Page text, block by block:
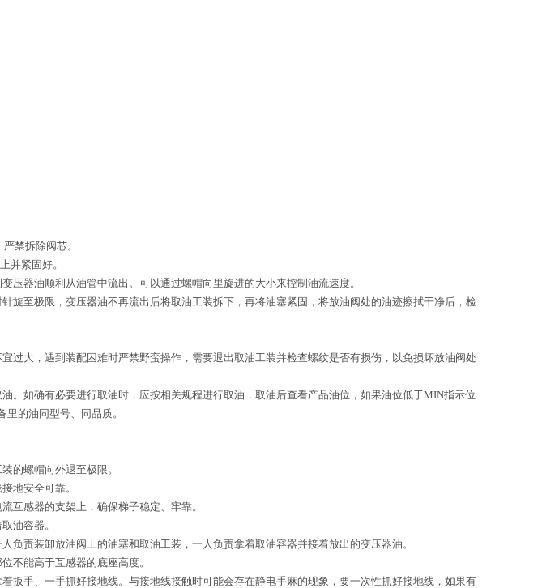
禁拆除阀芯。
并紧固好。
压器油顺利从油管中流出。可以通过螺帽向里旋进的大小来控制油流速度。
旋至极限，变压器油不再流出后将取油工装拆下，再将油塞紧固，将放油阀处的油迹擦拭干净后，检
过大，遇到装配困难时严禁野蛮操作，需要退出取油工装并检查螺纹是否有损伤，以免损坏放油阀处
。如确有必要进行取油时，应按相关规程进行取油，取油后查看产品油位，如果油位低于MIN指示位
里的油同型号、同品质。
的螺帽向外退至极限。
地安全可靠。
互感器的支架上，确保梯子稳定、牢靠。
油容器。
负责装卸放油阀上的油塞和取油工装，一人负责拿着取油容器并接着放出的变压器油。
不能高于互感器的底座高度。
扳手、一手抓好接地线。与接地线接触时可能会存在静电手麻的现象，要一次性抓好接地线，如果有